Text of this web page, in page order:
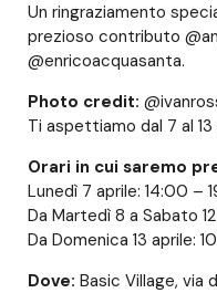
Un ringraziamento
prezioso contributo
@enricoacquasanta.
Photo credit:
Ti aspettiamo dal 7 al 13
Orari in cui saremo
Lunedì 7 aprile: 14:00 –
Da Martedì 8 a Sabato
Da Domenica 13 aprile:
Dove: Basic Village, via